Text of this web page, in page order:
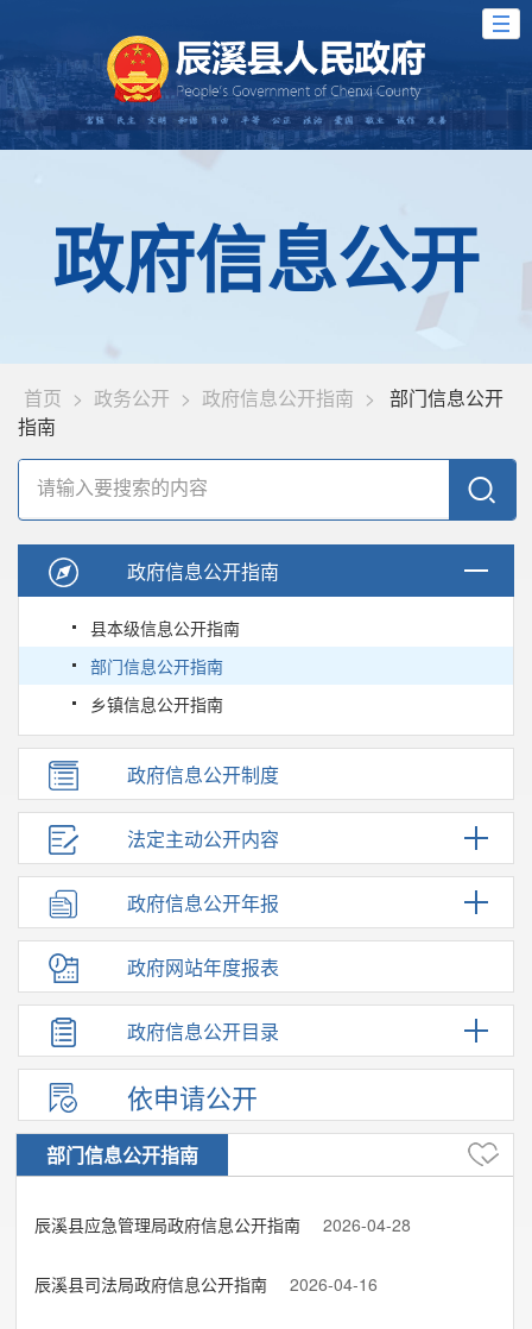
政府信息公开
首页 > 政务公开 > 政府信息公开指南 >
部门信息公开
指南
政府信息公开指南
县本级信息公开指南
部门信息公开指南
乡镇信息公开指南
政府信息公开制度
法定主动公开内容
政府信息公开年报
政府网站年度报表
政府信息公开目录
依申请公开
部门信息公开指南
辰溪县应急管理局政府信息公开指南 2026-04-28
辰溪县司法局政府信息公开指南 2026-04-16